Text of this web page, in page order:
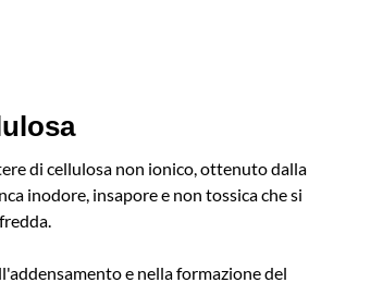
di cellulosa non ionico, ottenuto dalla
inodore, insapore e non tossica che si
e nella formazione del